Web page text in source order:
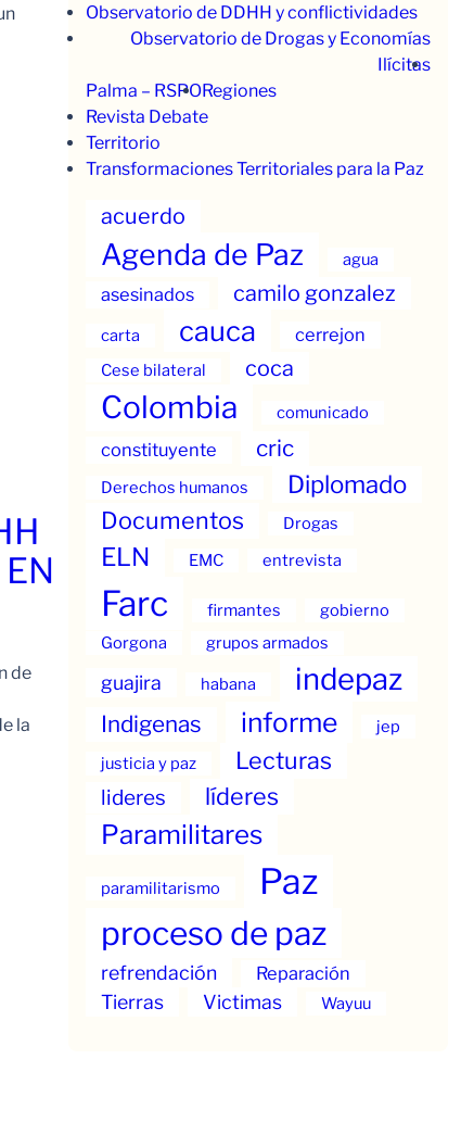
de
la
Observatorio de DDHH y conflictividades
Observatorio de Drogas y Economías
Ilícitas
Palma – RSPORegiones
Revista Debate
Territorio
Transformaciones Territoriales para la Paz
acuerdo
Agenda de Paz agua
asesinados camilo gonzalez
carta cauca cerrejon
Cese bilateral coca
Colombia comunicado
constituyente cric
Derechos humanos Diplomado
Documentos Drogas
ELN EMC entrevista
Farc firmantes
gobierno
Gorgona
grupos armados
guajira habana indepaz
Indigenas informe
jep
justicia y paz
Lecturas
lideres líderes
Paramilitares
paramilitarismo Paz
proceso de paz
refrendación Reparación
Tierras Victimas Wayuu